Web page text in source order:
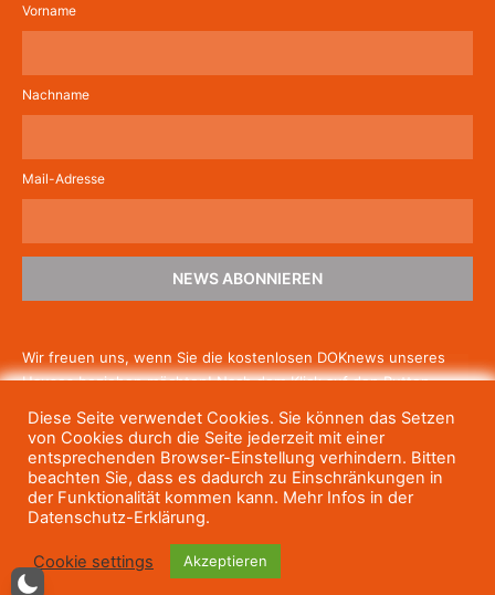
Vorname
Nachname
Mail-Adresse
NEWS ABONNIEREN
Wir freuen uns, wenn Sie die kostenlosen DOKnews unseres
Hauses beziehen möchten! Nach dem Klick auf den Button
um die Newsletter-Anmeldung abzuschließen. Wenn Sie unsere
Gratis-News irgendwann nicht mehr erhalten wollen, können
Siesich jederzeit einfach wieder abmelden.
© Haus des Dokumentarfilms, 2023
Diese Seite verwendet Cookies. Sie können das Setzen
von Cookies durch die Seite jederzeit mit einer
entsprechenden Browser-Einstellung verhindern. Bitten
beachten Sie, dass es dadurch zu Einschränkungen in
der Funktionalität kommen kann. Mehr Infos in der
Datenschutz-Erklärung.
Cookie settings Akzeptieren